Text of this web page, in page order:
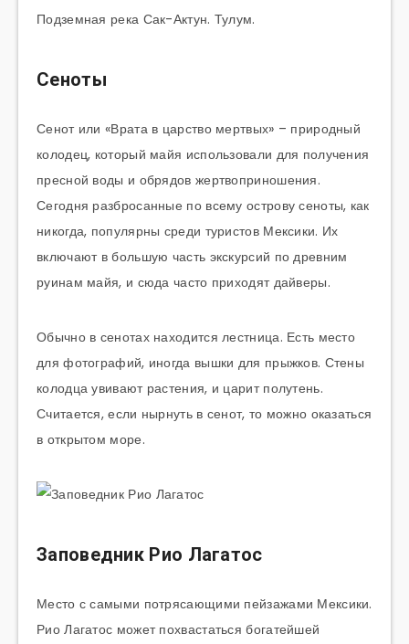
Подземная река Сак-Актун. Тулум.
Сеноты
Сенот или «Врата в царство мертвых» – природный
колодец, который майя использовали для получения
пресной воды и обрядов жертвоприношения.
Сегодня разбросанные по всему острову сеноты, как
никогда, популярны среди туристов Мексики. Их
включают в большую часть экскурсий по древним
руинам майя, и сюда часто приходят дайверы.
Обычно в сенотах находится лестница. Есть место
для фотографий, иногда вышки для прыжков. Стены
колодца увивают растения, и царит полутень.
Считается, если нырнуть в сенот, то можно оказаться
в открытом море.
Заповедник Рио Лагатос
Место с самыми потрясающими пейзажами Мексики.
Рио Лагатос может похвастаться богатейшей